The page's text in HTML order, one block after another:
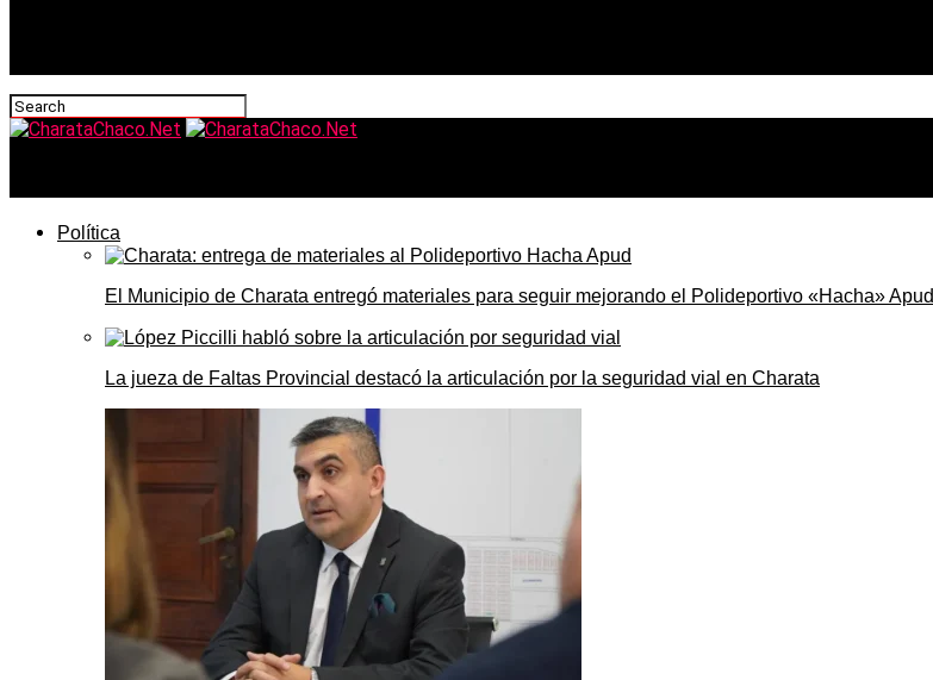
Política
El Municipio de Charata entregó materiales para seguir mejorando el Polideportivo «Hacha» Apud
La jueza de Faltas Provincial destacó la articulación por la seguridad vial en Charata